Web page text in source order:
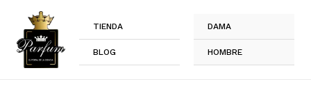
contenido
TIENDA
BLOG
DAMA
HOMBRE